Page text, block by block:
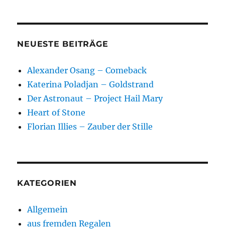
NEUESTE BEITRÄGE
Alexander Osang – Comeback
Katerina Poladjan – Goldstrand
Der Astronaut – Project Hail Mary
Heart of Stone
Florian Illies – Zauber der Stille
KATEGORIEN
Allgemein
aus fremden Regalen